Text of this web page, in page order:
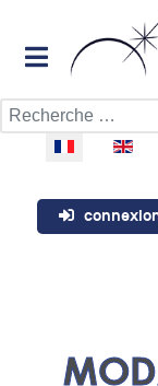
Rechercher
Sélectionnez